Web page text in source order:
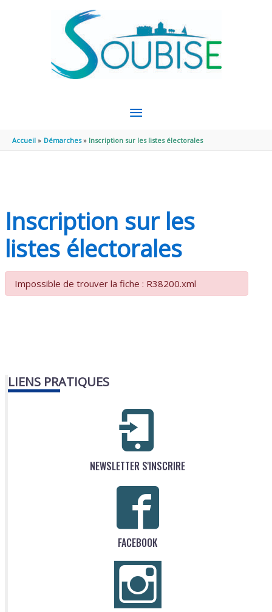
MENU
PRINCIPAL
Accueil Démarches Inscription sur les listes électorales
Inscription sur les
listes électorales
Impossible de trouver la fiche : R38200.xml
LIENS PRATIQUES
NEWSLETTER S'INSCRIRE
FACEBOOK